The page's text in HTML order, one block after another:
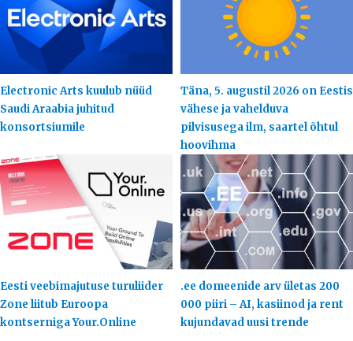
Electronic Arts kuulub nüüd
Saudi Araabia juhitud
konsortsiumile
Täna, 5. augustil 2026 on Eestis
vähese ja vahelduva
pilvisusega ilm, saartel õhtul
hoovihma
Eesti veebimajutuse turuliider
Zone liitub Euroopa
kontserniga Your.Online
.ee domeenide arv ületas 200
000 piiri – AI, kasiinod ja rent
kujundavad uusi trende